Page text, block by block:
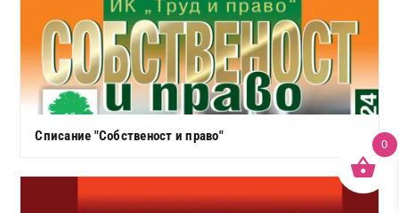
Списание "Собственост и право"
0